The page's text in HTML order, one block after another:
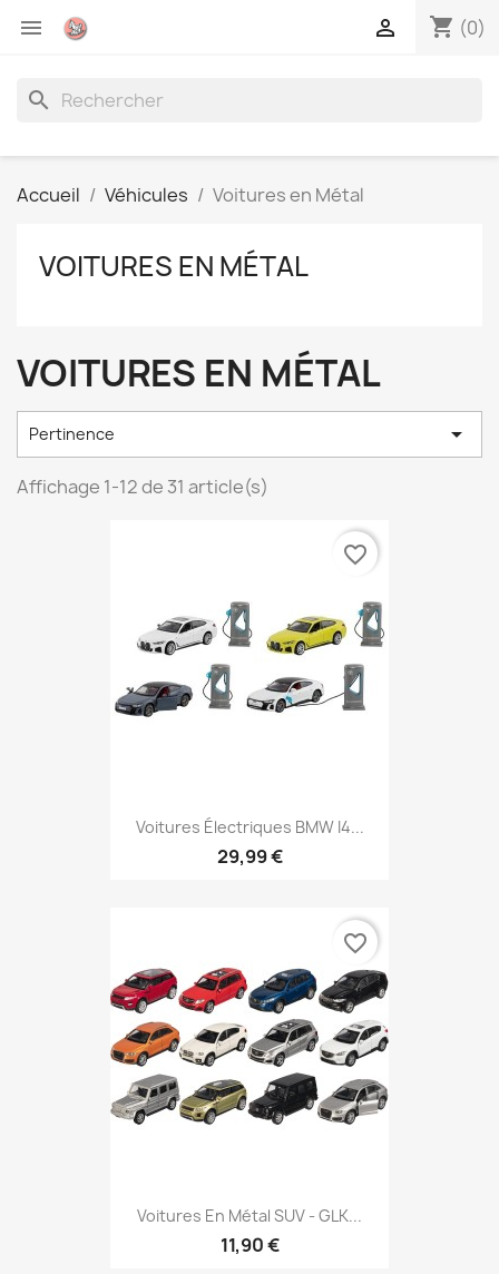
 shopping_cart (0)

search
Accueil Véhicules Voitures en Métal
VOITURES EN MÉTAL
VOITURES EN MÉTAL
Pertinence 
Affichage 1-12 de 31 article(s)
Voitures Électriques BMW I4...
29,99 €
favorite_border
Voitures En Métal SUV - GLK...
11,90 €
favorite_border